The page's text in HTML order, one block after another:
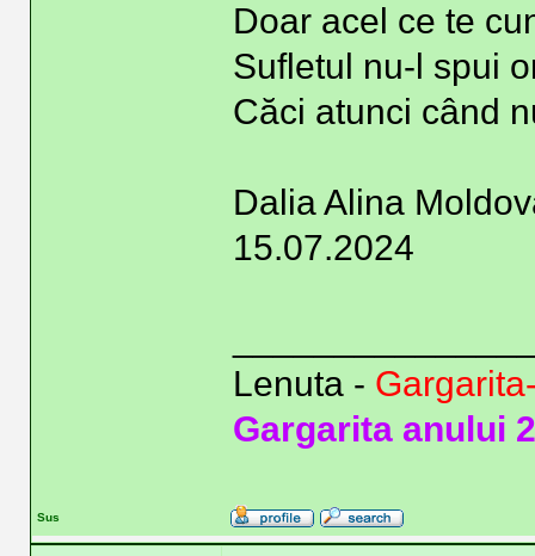
Doar acel ce te
Sufletul nu-l spui
Căci atunci când
Dalia Alina
15.07.2024
Lenuta -
Gargarita anului
Sus